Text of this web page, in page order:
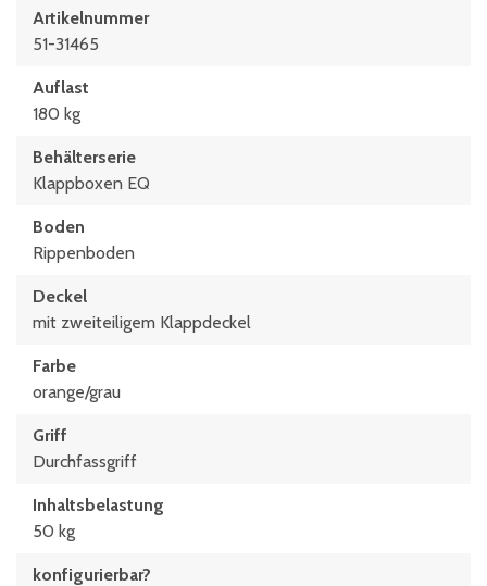
Artikelnummer
51-31465
Auflast
180 kg
Behälterserie
Klappboxen EQ
Boden
Rippenboden
Deckel
mit zweiteiligem Klappdeckel
Farbe
orange/grau
Griff
Durchfassgriff
Inhaltsbelastung
50 kg
konfigurierbar?